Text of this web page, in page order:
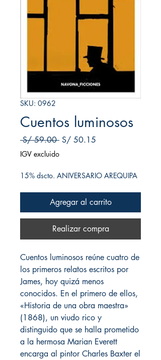
SKU: 0962
Cuentos luminosos
S/ 59.00 Precio
S/ 50.15
IGV excluido
15% dscto. ANIVERSARIO AREQUIPA
Agregar al carrito
Realizar compra
Cuentos luminosos reúne cuatro de
los primeros relatos escritos por
James, hoy quizá menos
conocidos. En el primero de ellos,
«Historia de una obra maestra»
(1868), un viudo rico y
distinguido que se halla prometido
a la hermosa Marian Everett
encarga al pintor Charles Baxter el